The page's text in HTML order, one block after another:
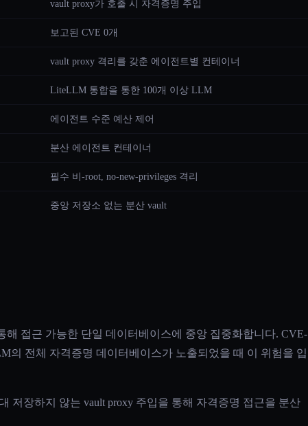
vault proxy가 호출 시 자격증명 주입
보고된 CVE 0개
vault proxy 격리를 갖춘 에이전트별 컨테이너
LiteLLM 통합을 통한 100개 이상 LLM
에이전트 수준 예산 제어
분산 에이전트 컨테이너
필수 비-root, no-new-privileges 격리
중앙 저장소 없는 분산 vault
접근 가능한 단일 데이터베이스에 중앙 집중화합니다. CVE-
의 전체 자격증명 데이터베이스가 노출되었을 때 이 위험을 입
저장하지 않는 vault proxy 주입을 통해 자격증명 접근을 분산